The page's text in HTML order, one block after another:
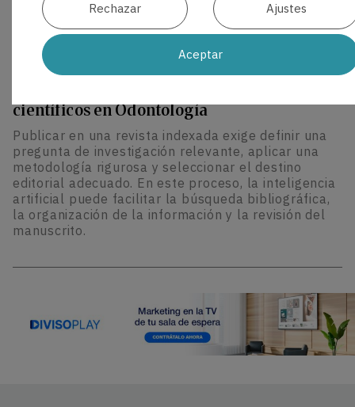
INTELIGENCIA ARTIFICIAL|PROMPTS
científicos en Odontología
Publicar en una revista indexada exige definir una
pregunta de investigación relevante, aplicar una
metodología rigurosa y seleccionar el destino
editorial adecuado. En este proceso, la inteligencia
artificial puede facilitar la búsqueda bibliográfica,
la organización de la información y la revisión del
manuscrito.
Aceptar
Rechazar Ajustes